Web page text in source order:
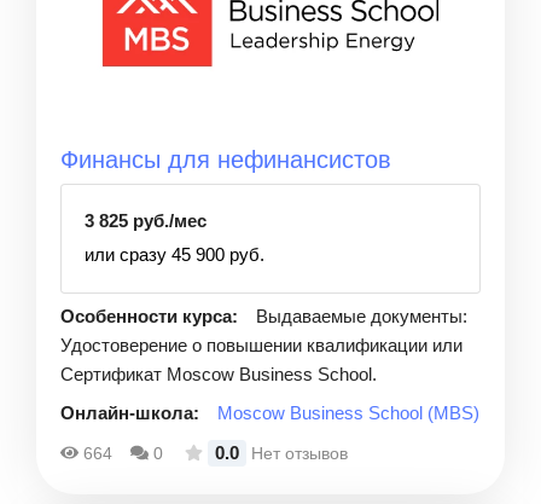
Финансы для нефинансистов
3 825 руб./мес
или сразу 45 900 руб.
Особенности курса:
Выдаваемые документы:
Удостоверение о повышении квалификации или
Сертификат Moscow Business School.
Онлайн-школа:
Moscow Business School (MBS)
664 0 0.0 Нет отзывов